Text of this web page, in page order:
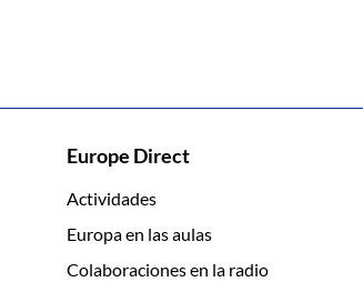
Europe Direct
Actividades
Europa en las aulas
Colaboraciones en la radio